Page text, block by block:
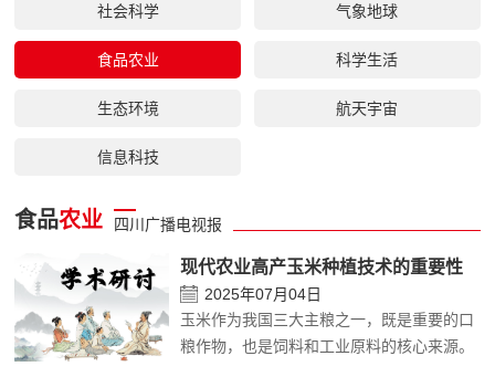
地市
报纸
理事
民生
社会科学 气象地球
食品农业 科学生活
生态环境 航天宇宙
信息科技
食品农业 四川广播电视报
现代农业高产玉米种植技术的重要性
2025年07月04日
玉米作为我国三大主粮之一，既是重要的口
粮作物，也是饲料和工业原料的核心来源。